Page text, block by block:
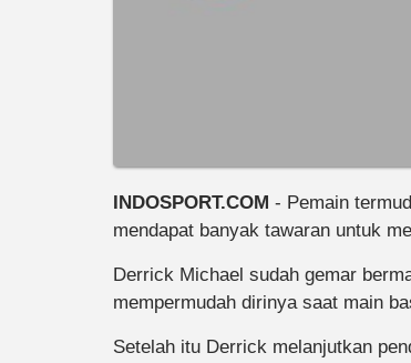
INDOSPORT.COM - Pemain
mendapat banyak tawaran untuk
Derrick Michael sudah gemar
mempermudah dirinya saat main
Setelah itu Derrick melanjutkan